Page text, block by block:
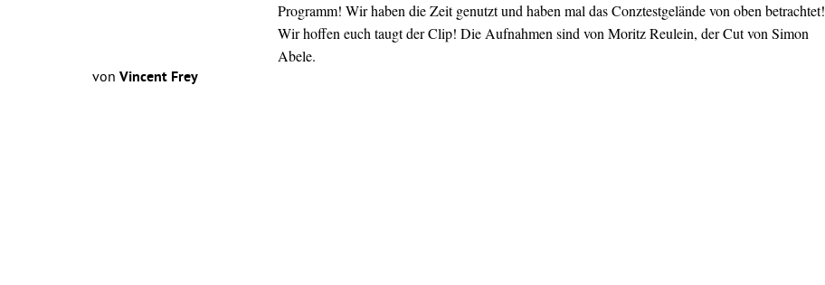
von Vincent Frey
Programm! Wir haben die Zeit genutzt und haben mal das Conztestgelände von oben betrachtet!
Wir hoffen euch taugt der Clip! Die Aufnahmen sind von Moritz Reulein, der Cut von Simon
Abele.